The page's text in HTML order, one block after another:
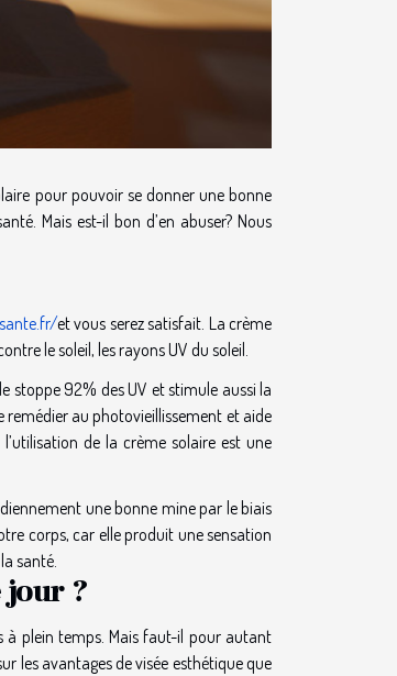
pour pouvoir se donner une bonne
Mais est-il bon d’en abuser? Nous
et vous serez satisfait. La crème
le soleil, les rayons UV du soleil.
stoppe 92% des UV et stimule aussi la
au photovieillissement et aide
de la crème solaire est une
une bonne mine par le biais
corps, car elle produit une sensation
santé.
?
à plein temps. Mais faut-il pour autant
les avantages de visée esthétique que